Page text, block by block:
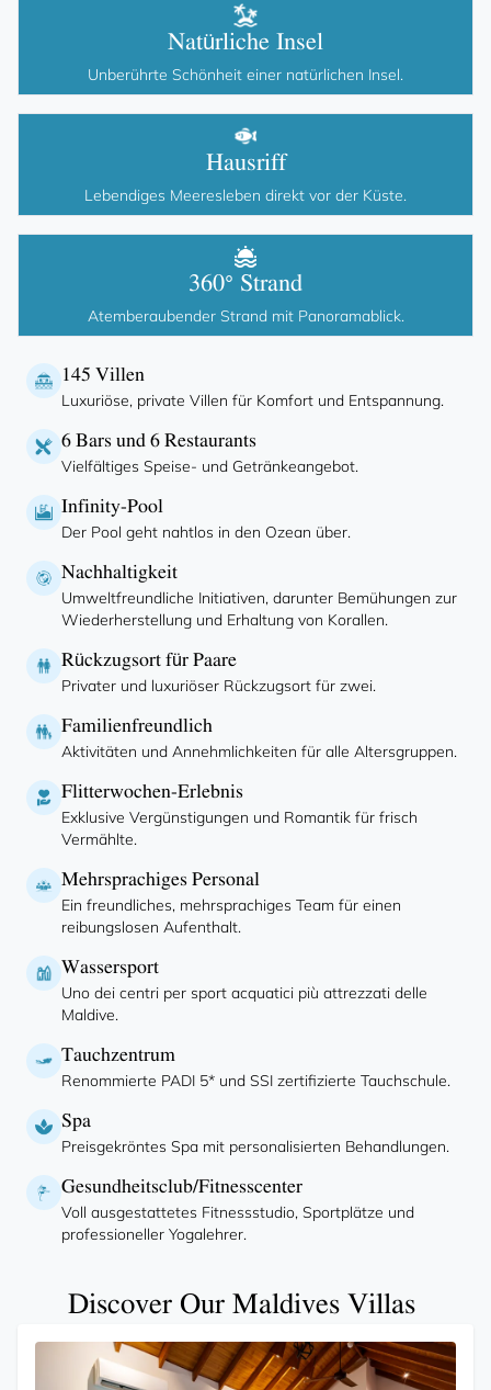
Natürliche Insel
Unberührte Schönheit einer natürlichen Insel.
Hausriff
Lebendiges Meeresleben direkt vor der Küste.
360° Strand
Atemberaubender Strand mit Panoramablick.
145 Villen
Luxuriöse, private Villen für Komfort und Entspannung.
6 Bars und 6 Restaurants
Vielfältiges Speise- und Getränkeangebot.
Infinity-Pool
Der Pool geht nahtlos in den Ozean über.
Nachhaltigkeit
Umweltfreundliche Initiativen, darunter Bemühungen zur
Wiederherstellung und Erhaltung von Korallen.
Rückzugsort für Paare
Privater und luxuriöser Rückzugsort für zwei.
Familienfreundlich
Aktivitäten und Annehmlichkeiten für alle Altersgruppen.
Flitterwochen-Erlebnis
Exklusive Vergünstigungen und Romantik für frisch
Vermählte.
Mehrsprachiges Personal
Ein freundliches, mehrsprachiges Team für einen
reibungslosen Aufenthalt.
Wassersport
Uno dei centri per sport acquatici più attrezzati delle
Maldive.
Tauchzentrum
Renommierte PADI 5* und SSI zertifizierte Tauchschule.
Spa
Preisgekröntes Spa mit personalisierten Behandlungen.
Gesundheitsclub/Fitnesscenter
Voll ausgestattetes Fitnessstudio, Sportplätze und
professioneller Yogalehrer.
Discover Our Maldives Villas